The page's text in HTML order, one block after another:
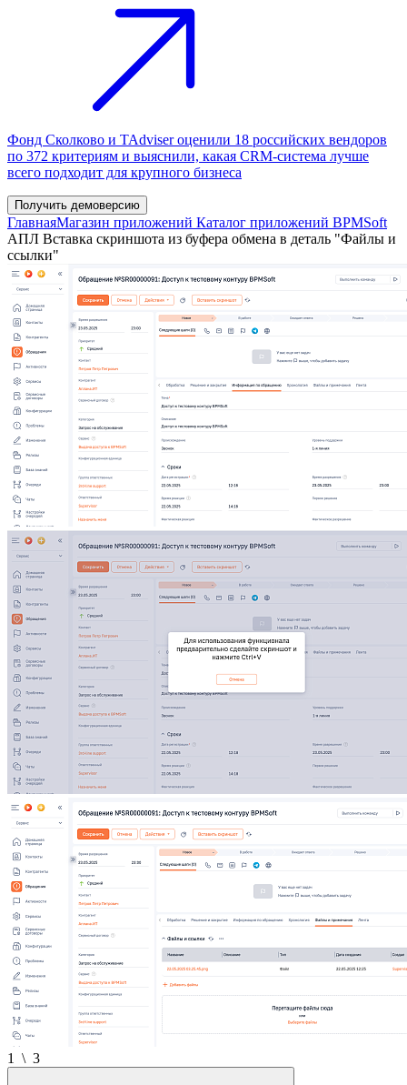
Фонд Сколково и TAdviser оценили 18 российских вендоров
по 372 критериям и выяснили, какая CRM-система лучше
всего подходит для крупного бизнеса
Получить демоверсию
ГлавнаяМагазин приложений Каталог приложений BPMSoft
АПЛ Вставка скриншота из буфера обмена в деталь "Файлы и
ссылки"
1 \ 3